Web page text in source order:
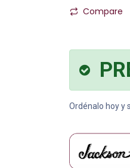
Compare
Ordénalo hoy y